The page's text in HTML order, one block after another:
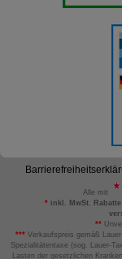
Alle mit
*inkl. MwSt.
**
*** Verkaufspreis gemäß
Spezialitätentaxe (sog. Lauer-
Lasten der gesetzlichen